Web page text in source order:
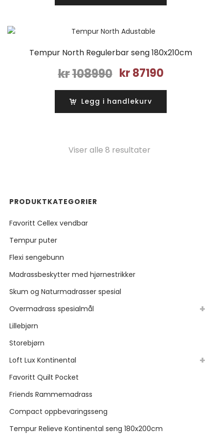
kr93990. kr75190.
Tempur North Regulerbar seng 180x210cm
kr108990
Opprinnelig
var:
kr108990.
kr 87190Nåværende
kr87190.
Legg i handlekurv
Viser alle 8 resultater
PRODUKTKATEGORIER
Favoritt Cellex vendbar
Tempur puter
Flexi sengebunn
Madrassbeskytter med hjørnestrikker
Skum og Naturmadrasser spesial
Overmadrass spesialmål
Lillebjørn
Storebjørn
Loft Lux Kontinental
Favoritt Quilt Pocket
Friends Rammemadrass
Compact oppbevaringsseng
Tempur Relieve Kontinental seng 180x200cm